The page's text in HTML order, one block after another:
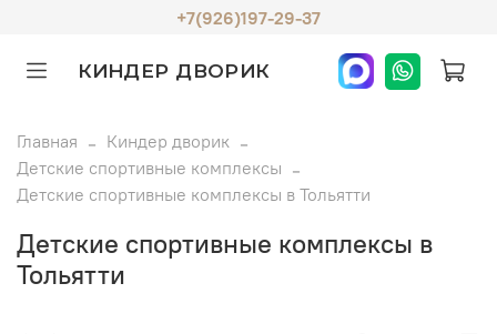
+7(926)197-29-37
КИНДЕР ДВОРИК
Главная
Киндер дворик
Детские спортивные комплексы
Детские спортивные комплексы в Тольятти
Детские спортивные комплексы в
Тольятти